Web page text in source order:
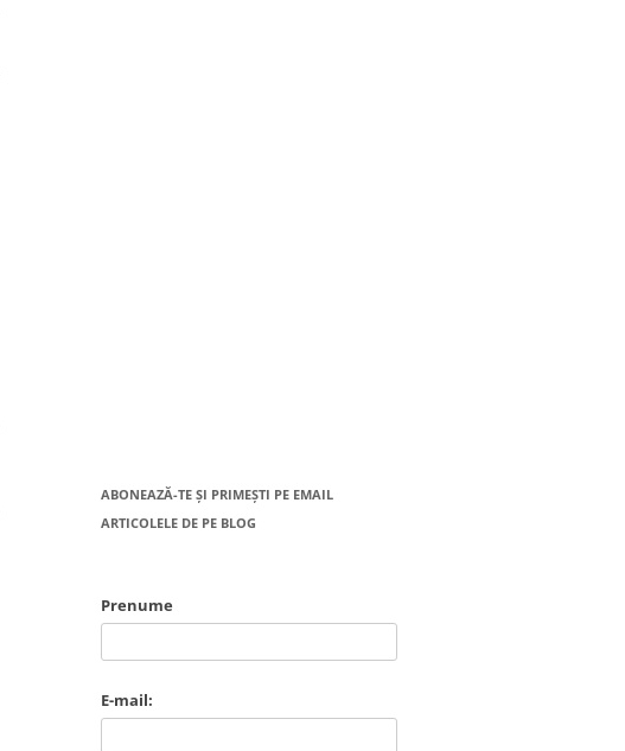
ABONEAZĂ-TE ȘI PRIMEȘTI PE EMAIL
ARTICOLELE DE PE BLOG
Prenume
E-mail: